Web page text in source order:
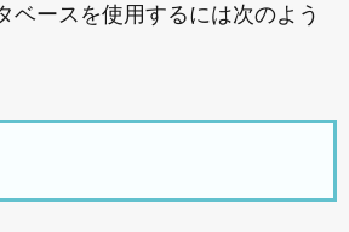
ベースを使用するには次のよう